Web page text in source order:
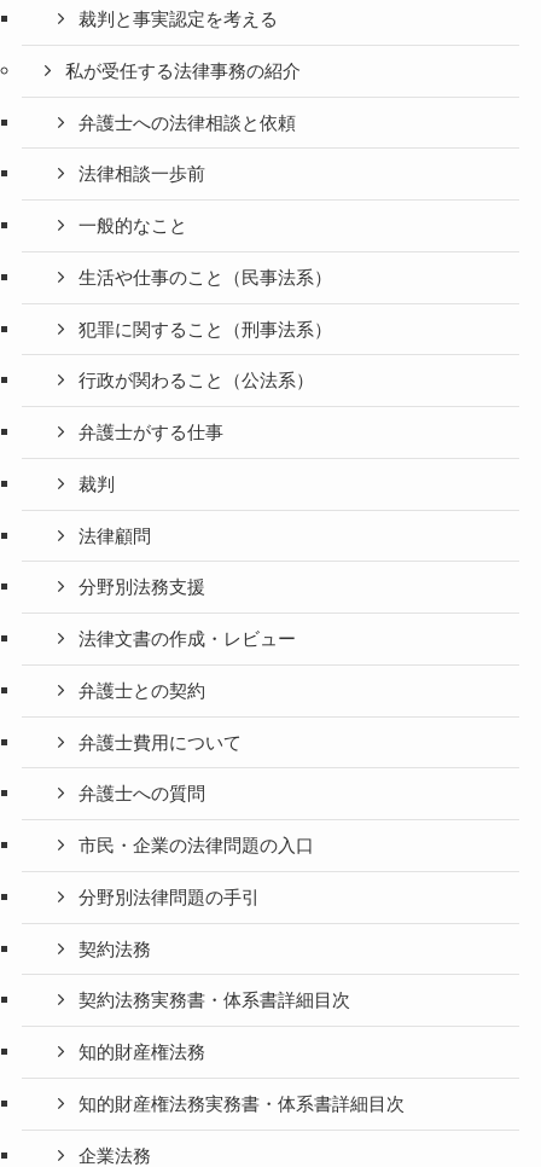
裁判と事実認定を考える
私が受任する法律事務の紹介
弁護士への法律相談と依頼
法律相談一歩前
一般的なこと
生活や仕事のこと（民事法系）
犯罪に関すること（刑事法系）
行政が関わること（公法系）
弁護士がする仕事
裁判
法律顧問
分野別法務支援
法律文書の作成・レビュー
弁護士との契約
弁護士費用について
弁護士への質問
市民・企業の法律問題の入口
分野別法律問題の手引
契約法務
契約法務実務書・体系書詳細目次
知的財産権法務
知的財産権法務実務書・体系書詳細目次
企業法務